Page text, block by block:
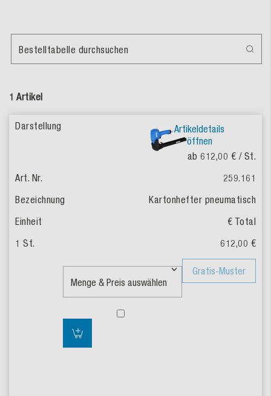
1 Artikel
Bestelltabelle durchsuchen
Artikeldetails
öffnen
ab 612,00 € / St.
259.161
Kartonhefter pneumatisch
€ Total
612,00 €
Gratis-Muster